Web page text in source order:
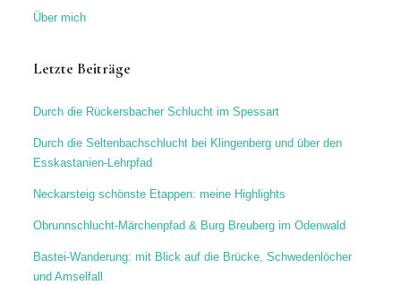
Über mich
Letzte Beiträge
Durch die Rückersbacher Schlucht im Spessart
Durch die Seltenbachschlucht bei Klingenberg und über den
Esskastanien-Lehrpfad
Neckarsteig schönste Etappen: meine Highlights
Obrunnschlucht-Märchenpfad & Burg Breuberg im Odenwald
Bastei-Wanderung: mit Blick auf die Brücke, Schwedenlöcher
und Amselfall